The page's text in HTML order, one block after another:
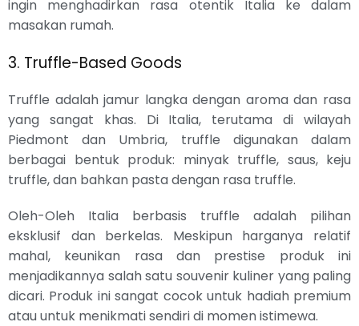
ingin menghadirkan rasa otentik Italia ke dalam
masakan rumah.
3. Truffle-Based Goods
Truffle adalah jamur langka dengan aroma dan rasa
yang sangat khas. Di Italia, terutama di wilayah
Piedmont dan Umbria, truffle digunakan dalam
berbagai bentuk produk: minyak truffle, saus, keju
truffle, dan bahkan pasta dengan rasa truffle.
Oleh-Oleh Italia berbasis truffle adalah pilihan
eksklusif dan berkelas. Meskipun harganya relatif
mahal, keunikan rasa dan prestise produk ini
menjadikannya salah satu souvenir kuliner yang paling
dicari. Produk ini sangat cocok untuk hadiah premium
atau untuk menikmati sendiri di momen istimewa.